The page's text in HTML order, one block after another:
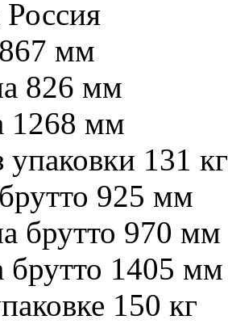
Россия
867 мм
826 мм
1268 мм
упаковки 131 кг
925 мм
брутто 970 мм
1405 мм
150 кг